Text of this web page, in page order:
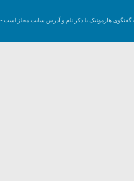
گفتگوی هارمونیک با ذکر نام و آدرس سایت مجاز است -